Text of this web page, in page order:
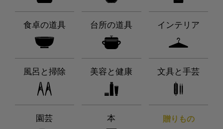
食卓の道具 台所の道具 インテリア
風呂と掃除 美容と健康 文具と手芸
園芸 本 贈りもの